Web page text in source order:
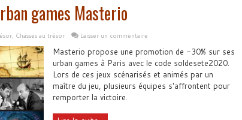
games Masterio
, Chasses au trésor Laisser un commentaire
Masterio propose une promotion de -30% sur ses
urban games à Paris avec le code soldesete2020.
Lors de ces jeux scénarisés et animés par un
maître du jeu, plusieurs équipes s'affrontent pour
remporter la victoire.